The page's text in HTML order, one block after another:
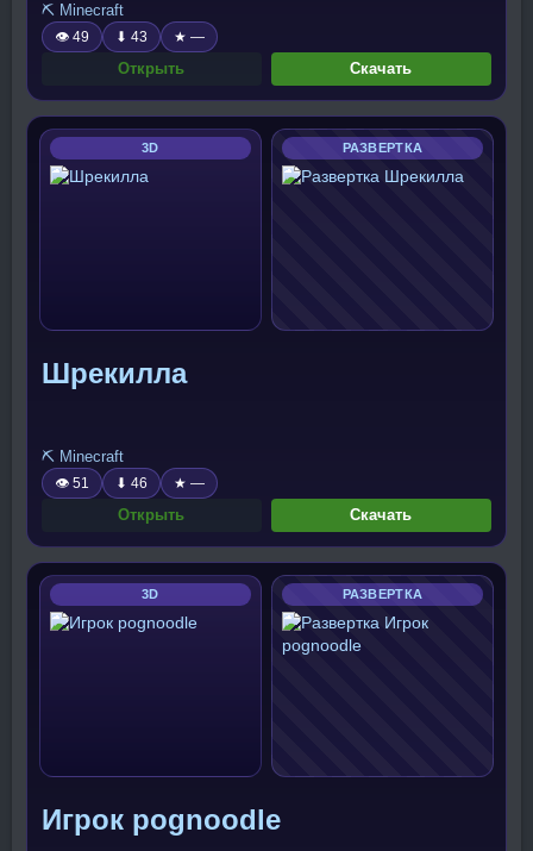
⛏️ Minecraft
👁 49 ⬇ 43 ★ —
Открыть Скачать
3D РАЗВЕРТКА
Шрекилла
⛏️ Minecraft
👁 51 ⬇ 46 ★ —
Открыть Скачать
3D РАЗВЕРТКА
Игрок pognoodle